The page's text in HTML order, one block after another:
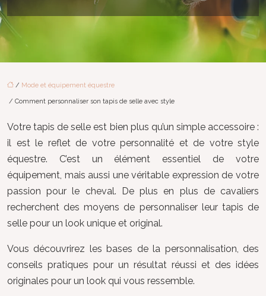
/ Mode et équipement équestre
/ Comment personnaliser son tapis de selle avec style
Votre tapis de selle est bien plus qu’un simple accessoire :
il est le reflet de votre personnalité et de votre style
équestre. C’est un élément essentiel de votre
équipement, mais aussi une véritable expression de votre
passion pour le cheval. De plus en plus de cavaliers
recherchent des moyens de personnaliser leur tapis de
selle pour un look unique et original.
Vous découvrirez les bases de la personnalisation, des
conseils pratiques pour un résultat réussi et des idées
originales pour un look qui vous ressemble.